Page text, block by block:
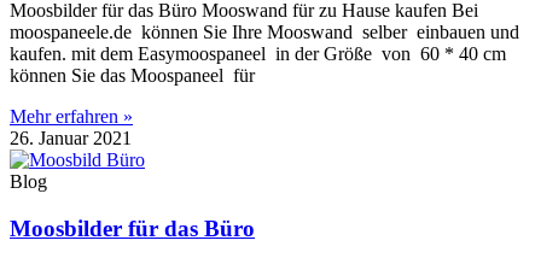
Moosbilder für das Büro Mooswand für zu Hause kaufen Bei
moospaneele.de können Sie Ihre Mooswand selber einbauen und
kaufen. mit dem Easymoospaneel in der Größe von 60 * 40 cm
können Sie das Moospaneel für
Mehr erfahren »
26. Januar 2021
Blog
Moosbilder für das Büro